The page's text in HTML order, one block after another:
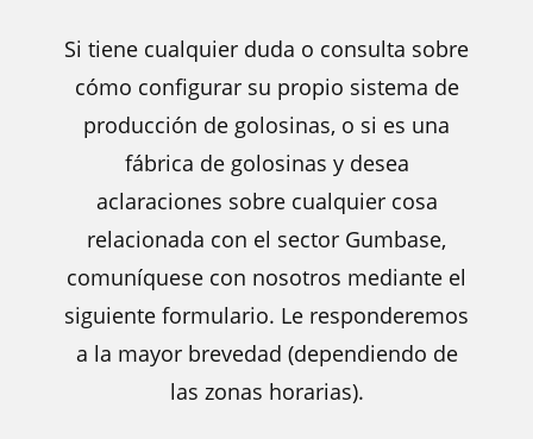
Si tiene cualquier duda o consulta sobre
cómo configurar su propio sistema de
producción de golosinas, o si es una
fábrica de golosinas y desea
aclaraciones sobre cualquier cosa
relacionada con el sector Gumbase,
comuníquese con nosotros mediante el
siguiente formulario. Le responderemos
a la mayor brevedad (dependiendo de
las zonas horarias).